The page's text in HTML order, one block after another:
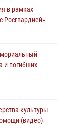
центр
итоги
в рамках
Росгвардией»
и погибших
культуры
(видео)